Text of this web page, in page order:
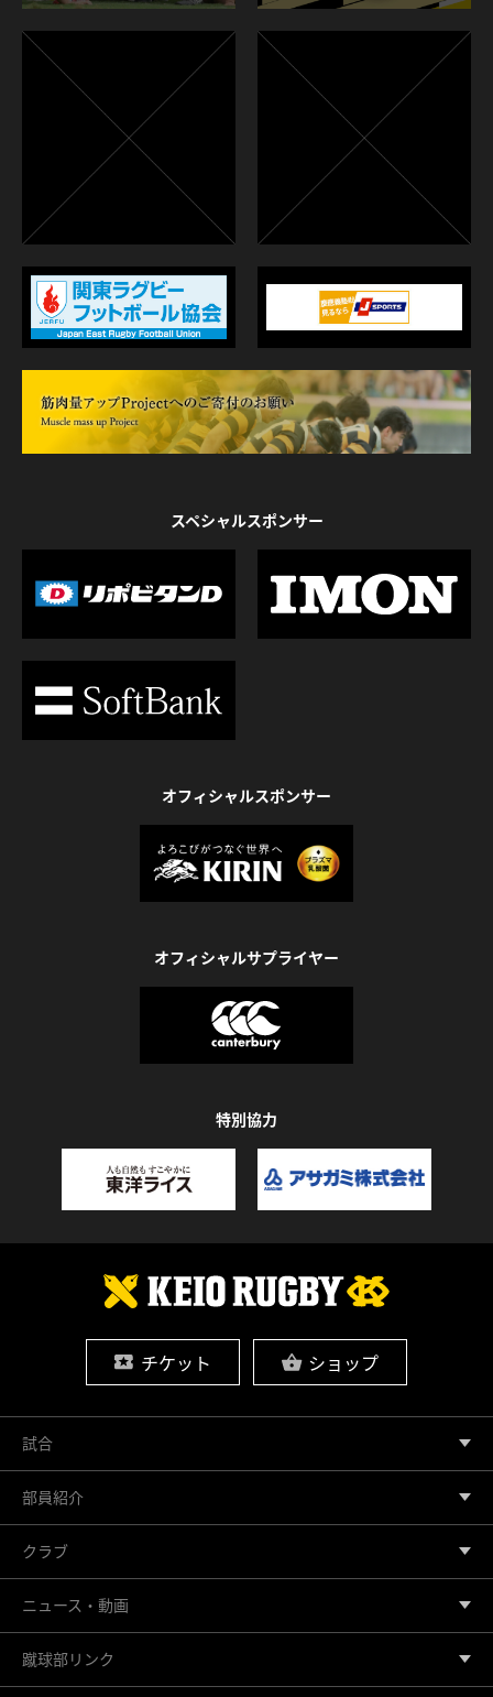
スペシャルスポンサー
オフィシャルスポンサー
オフィシャルサプライヤー
特別協力
チケット ショップ
試合
部員紹介
クラブ
ニュース・動画
蹴球部リンク